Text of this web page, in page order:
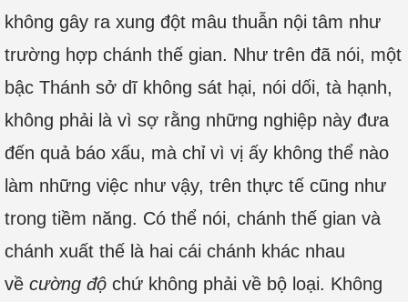
không gây ra xung đột mâu thuẫn nội tâm như
trường hợp chánh thế gian. Như trên đã nói, một
bậc Thánh sở dĩ không sát hại, nói dối, tà hạnh,
không phải là vì sợ rằng những nghiệp này đưa
đến quả báo xấu, mà chỉ vì vị ấy không thể nào
làm những việc như vậy, trên thực tế cũng như
trong tiềm năng. Có thể nói, chánh thế gian và
chánh xuất thế là hai cái chánh khác nhau
về cường độ chứ không phải về bộ loại. Không